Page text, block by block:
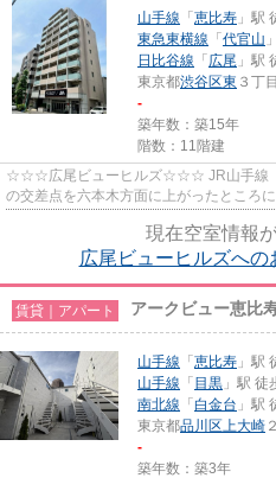
山手線 「 恵比寿 」駅
東急東横線 「 代官山
日比谷線 「 広尾 」駅
東京都渋谷区東 ３丁
-
築年数：築15年
階数：11階建
☆☆☆広尾ビューヒルズ☆☆☆ JR山手線「
の交差点を六本木方面に上がったところ
現在空室情報
広尾ビューヒルズへ
賃貸｜アパート アークビュー恵比
山手線 「 恵比寿 」駅
山手線 「 目黒 」駅 徒
南北線 「 白金台 」駅
東京都品川区上大崎
-
築年数：築3年